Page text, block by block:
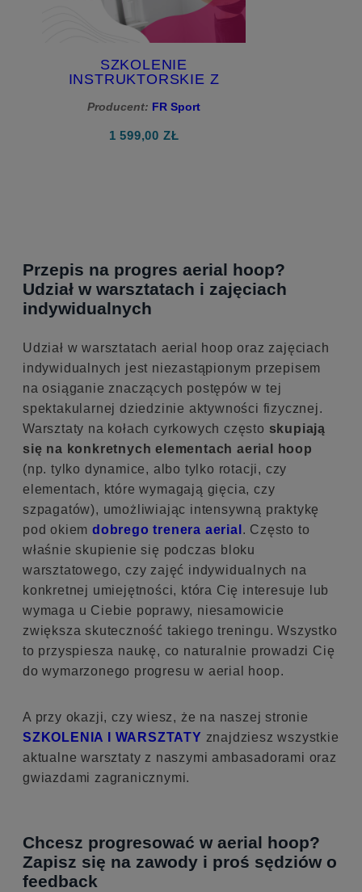
SZKOLENIE
INSTRUKTORSKIE Z
HOOP BASIC
Producent: FR Sport
1 599,00 ZŁ
Przepis na progres aerial hoop?
Udział w warsztatach i zajęciach
indywidualnych
Udział w warsztatach aerial hoop oraz zajęciach
indywidualnych jest niezastąpionym przepisem
na osiąganie znaczących postępów w tej
spektakularnej dziedzinie aktywności fizycznej.
Warsztaty na kołach cyrkowych często skupiają
się na konkretnych elementach aerial hoop
(np. tylko dynamice, albo tylko rotacji, czy
elementach, które wymagają gięcia, czy
szpagatów), umożliwiając intensywną praktykę
pod okiemdobrego trenera aerial . Często to
właśnie skupienie się podczas bloku
warsztatowego, czy zajęć indywidualnych na
konkretnej umiejętności, która Cię interesuje lub
wymaga u Ciebie poprawy, niesamowicie
zwiększa skuteczność takiego treningu. Wszystko
to przyspiesza naukę, co naturalnie prowadzi Cię
do wymarzonego progresu w aerial hoop.
A przy okazji, czy wiesz, że na naszej stronie
SZKOLENIA I WARSZTATY znajdziesz wszystkie
aktualne warsztaty z naszymi ambasadorami oraz
gwiazdami zagranicznymi.
Chcesz progresować w aerial hoop?
Zapisz się na zawody i proś sędziów o
feedback